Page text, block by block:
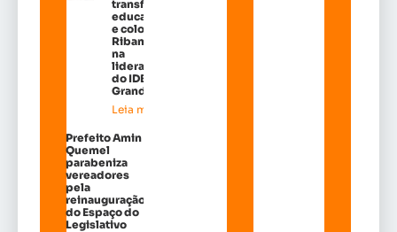
transforma
educação
e coloca
Ribamar
na
liderança
do IDEB na
Grande Ilh
Leia mais »
Prefeito Amin
Quemel
parabeniza
vereadores
pela
reinauguração
do Espaço do
Legislativo